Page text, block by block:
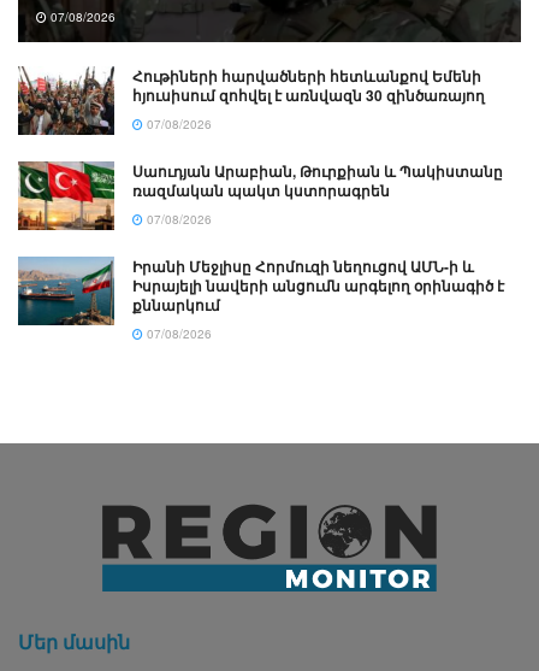
07/08/2026
Հութիների հարվածների հետևանքով Եմենի
հյուսիսում զոհվել է առնվազն 30 զինծառայող
07/08/2026
Սաուդյան Արաբիան, Թուրքիան և Պակիստանը
ռազմական պակտ կստորագրեն
07/08/2026
Իրանի Մեջլիսը Հորմուզի նեղուցով ԱՄՆ-ի և
Իսրայելի նավերի անցումն արգելող օրինագիծ է
քննարկում
07/08/2026
Մեր մասին